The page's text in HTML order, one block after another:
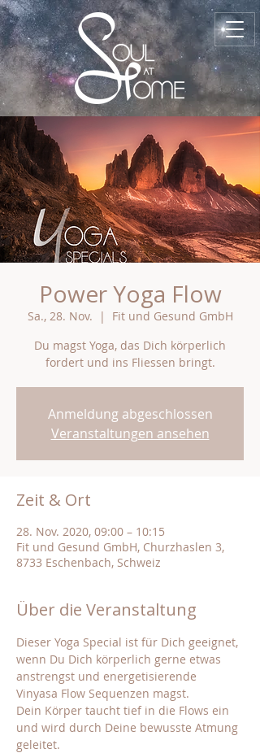
Power Yoga Flow
Sa., 28. Nov.
  |
Fit und Gesund GmbH
Du magst Yoga, das Dich körperlich
fordert und ins Fliessen bringt.
Anmeldung abgeschlossen
Veranstaltungen ansehen
Zeit & Ort
28. Nov. 2020, 09:00 – 10:15
Fit und Gesund GmbH, Churzhaslen 3,
8733 Eschenbach, Schweiz
Über die Veranstaltung
Dieser Yoga Special ist für Dich geeignet,
wenn Du Dich körperlich gerne etwas
anstrengst und energetisierende
Vinyasa Flow Sequenzen magst.
Dein Körper taucht tief in die Flows ein
und wird durch Deine bewusste Atmung
geleitet.